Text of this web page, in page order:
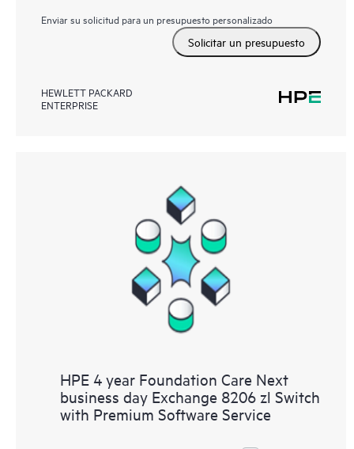
Enviar su solicitud para un presupuesto personalizado
Solicitar un presupuesto
HEWLETT PACKARD
ENTERPRISE
HPE 4 year Foundation Care Next
business day Exchange 8206 zl Switch
with Premium Software Service